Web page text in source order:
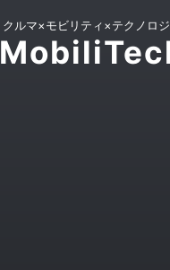
クルマ×モビリティ×テクノロ